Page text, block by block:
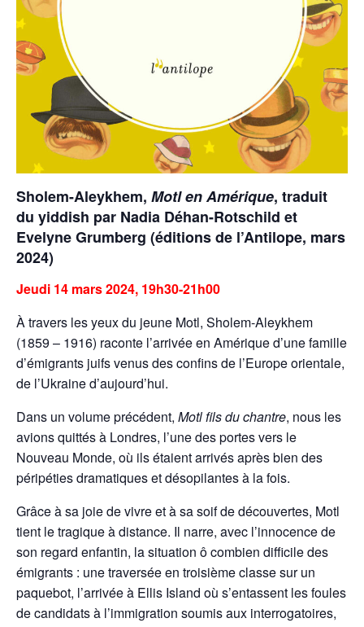
Sholem-Aleykhem, Motl en Amérique, traduit
du yiddish par Nadia Déhan-Rotschild et
Evelyne Grumberg (éditions de l’Antilope, mars
2024)
Jeudi 14 mars 2024, 19h30-21h00
À travers les yeux du jeune Motl, Sholem-Aleykhem
(1859 – 1916) raconte l’arrivée en Amérique d’une famille
d’émigrants juifs venus des confins de l’Europe orientale,
de l’Ukraine d’aujourd’hui.
Dans un volume précédent, Motl fils du chantre, nous les
avions quittés à Londres, l’une des portes vers le
Nouveau Monde, où ils étaient arrivés après bien des
péripéties dramatiques et désopilantes à la fois.
Grâce à sa joie de vivre et à sa soif de découvertes, Motl
tient le tragique à distance. Il narre, avec l’innocence de
son regard enfantin, la situation ô combien difficile des
émigrants : une traversée en troisième classe sur un
paquebot, l’arrivée à Ellis Island où s’entassent les foules
de candidats à l’immigration soumis aux interrogatoires,